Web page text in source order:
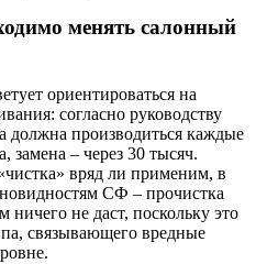
менять салонный
ориентироваться на
согласно руководству
должна производиться каждые
замена – через 30 тысяч.
вряд ли применим, в
СФ – прочистка
ничего не даст, поскольку это
связывающего вредные